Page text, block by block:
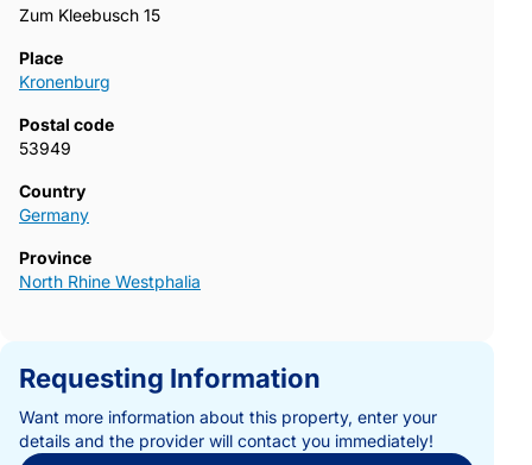
Zum Kleebusch 15
Place
Kronenburg
Postal code
53949
Country
Germany
Province
North Rhine Westphalia
Requesting Information
Want more information about this property, enter your
details and the provider will contact you immediately!